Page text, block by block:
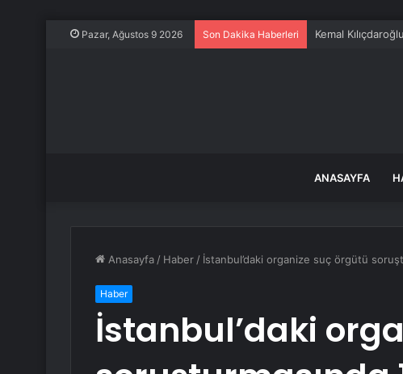
Pazar, Ağustos 9 2026 Son Dakika Haberleri Kemal
ANASAYFA
Anasayfa / Haber / İstanbul’daki organize suç örgütü
Haber
İstanbul’daki